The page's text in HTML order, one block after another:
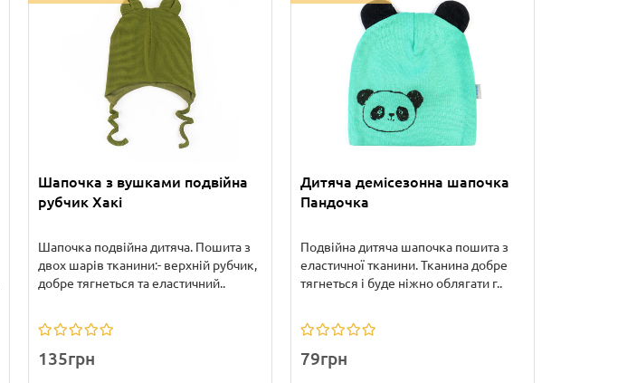
Шапочка з вушками подвійна
рубчик Хакі
Шапочка подвійна дитяча. Пошита з
двох шарів тканини:- верхній рубчик,
добре тягнеться та еластичний..
135грн
Дитяча демісезонна шапочка
Пандочка
Подвійна дитяча шапочка пошита з
еластичної тканини. Тканина добре
тягнеться і буде ніжно облягати г..
79грн